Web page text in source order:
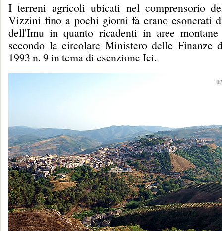
I terreni agricoli ubicati nel comprensorio
Vizzini fino a pochi giorni fa erano esonerati
dell'Imu in quanto ricadenti in aree
secondo la circolare Ministero delle Finanze
1993 n. 9 in tema di esenzione Ici.